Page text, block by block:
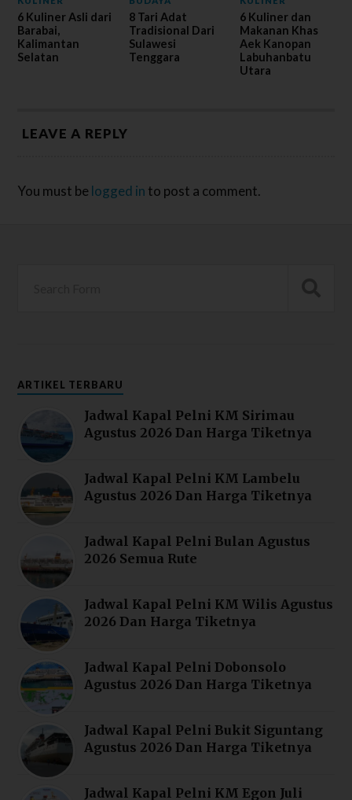
6 Kuliner Asli dari
Barabai,
Kalimantan
Selatan
8 Tari Adat
Tradisional Dari
Sulawesi
Tenggara
6 Kuliner dan
Makanan Khas
Aek Kanopan
Labuhanbatu
Utara
LEAVE A REPLY
You must be logged in to post a comment.
ARTIKEL TERBARU
Jadwal Kapal Pelni KM Sirimau
Agustus 2026 Dan Harga Tiketnya
Jadwal Kapal Pelni KM Lambelu
Agustus 2026 Dan Harga Tiketnya
Jadwal Kapal Pelni Bulan Agustus
2026 Semua Rute
Jadwal Kapal Pelni KM Wilis Agustus
2026 Dan Harga Tiketnya
Jadwal Kapal Pelni Dobonsolo
Agustus 2026 Dan Harga Tiketnya
Jadwal Kapal Pelni Bukit Siguntang
Agustus 2026 Dan Harga Tiketnya
Jadwal Kapal Pelni KM Egon Juli